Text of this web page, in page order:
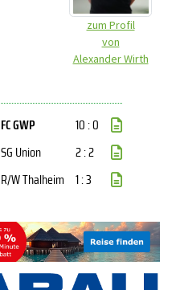
zum Profil
von
Alexander Wirth
FC GWP
10 : 0
SG Union
2 : 2
R/W Thalheim 1 : 3